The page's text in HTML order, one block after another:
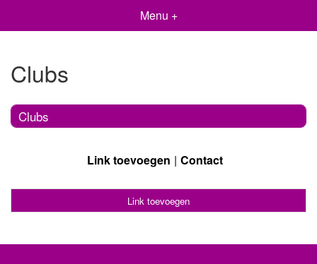
Menu +
Clubs
Clubs
Link toevoegen Contact
Link toevoegen